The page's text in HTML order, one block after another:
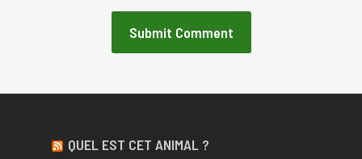
QUEL EST CET ANIMAL ?